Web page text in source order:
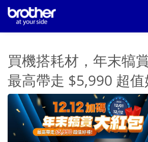
買機搭耗材，年末犒
最高帶走 $5,990 超值